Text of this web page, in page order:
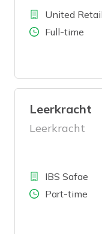
BedrijfUnited
Aantal uren
Full-time
Leerkracht
Leerkracht
BedrijfIBS Safae
Aantal uren
Part-time